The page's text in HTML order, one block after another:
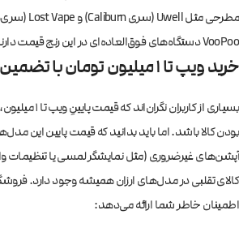
VooPoo دستگاه‌های فوق‌العاده‌ای در این رنج قیمت دارند.
خرید ویپ تا 1 میلیون تومان با تضمین اصالت
بسیاری از
بودن کالا باشد. اما باید بدانید که قیمت پایین این
آپشن‌های غیرضروری (مثل نمایشگر لمسی یا تنظیمات
کالای تقلبی در مدل‌های ارزان همیشه وجود دارد.
اطمینان خاطر شما ارائه می‌دهد: